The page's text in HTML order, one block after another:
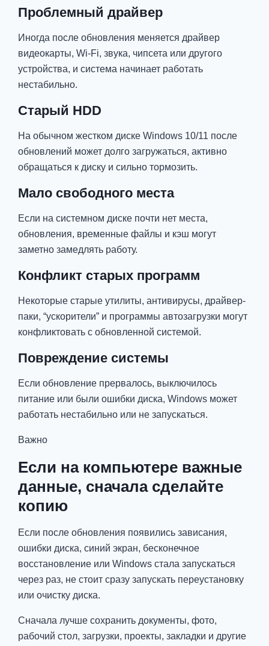
Проблемный драйвер
Иногда после обновления меняется драйвер
видеокарты, Wi-Fi, звука, чипсета или другого
устройства, и система начинает работать
нестабильно.
Старый HDD
На обычном жестком диске Windows 10/11 после
обновлений может долго загружаться, активно
обращаться к диску и сильно тормозить.
Мало свободного места
Если на системном диске почти нет места,
обновления, временные файлы и кэш могут
заметно замедлять работу.
Конфликт старых программ
Некоторые старые утилиты, антивирусы, драйвер-
паки, “ускорители” и программы автозагрузки могут
конфликтовать с обновленной системой.
Повреждение системы
Если обновление прервалось, выключилось
питание или были ошибки диска, Windows может
работать нестабильно или не запускаться.
Важно
Если на компьютере важные
данные, сначала сделайте
копию
Если после обновления появились зависания,
ошибки диска, синий экран, бесконечное
восстановление или Windows стала запускаться
через раз, не стоит сразу запускать переустановку
или очистку диска.
Сначала лучше сохранить документы, фото,
рабочий стол, загрузки, проекты, закладки и другие